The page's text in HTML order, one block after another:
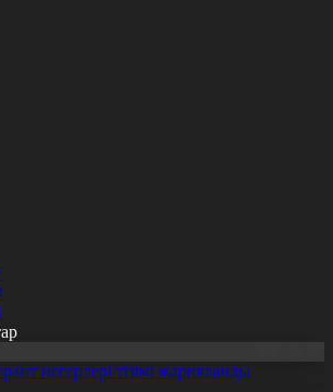
иегерлері тізімі жарияланды